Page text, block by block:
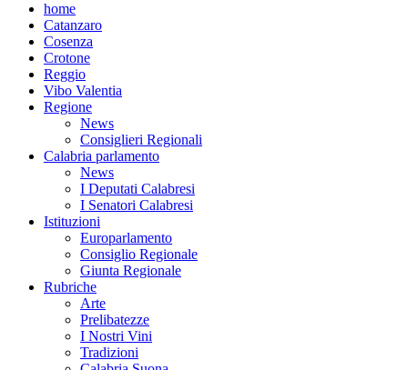
home
Catanzaro
Cosenza
Crotone
Reggio
Vibo Valentia
Regione
News
Consiglieri Regionali
Calabria parlamento
News
I Deputati Calabresi
I Senatori Calabresi
Istituzioni
Europarlamento
Consiglio Regionale
Giunta Regionale
Rubriche
Arte
Prelibatezze
I Nostri Vini
Tradizioni